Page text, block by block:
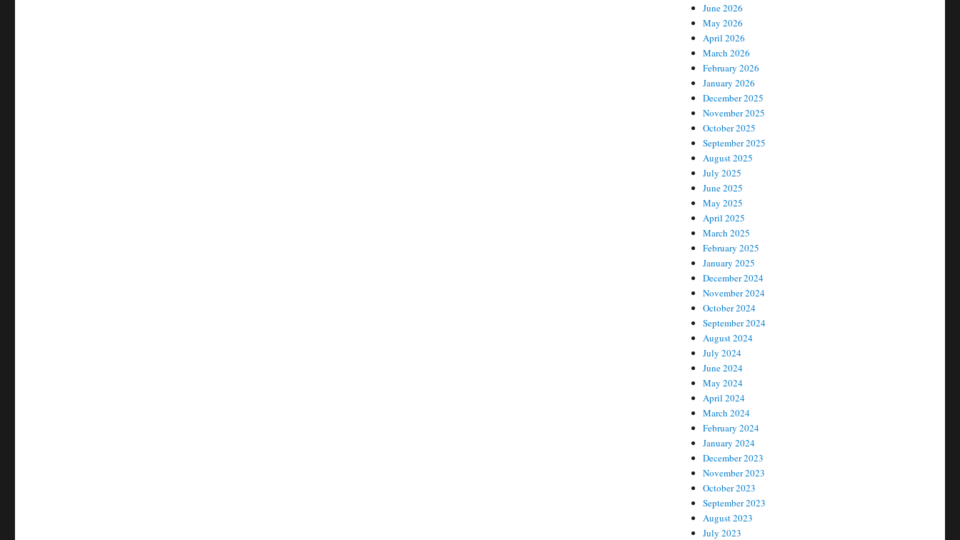
June 2026
May 2026
April 2026
March 2026
February 2026
January 2026
December 2025
November 2025
October 2025
September 2025
August 2025
July 2025
June 2025
May 2025
April 2025
March 2025
February 2025
January 2025
December 2024
November 2024
October 2024
September 2024
August 2024
July 2024
June 2024
May 2024
April 2024
March 2024
February 2024
January 2024
December 2023
November 2023
October 2023
September 2023
August 2023
July 2023